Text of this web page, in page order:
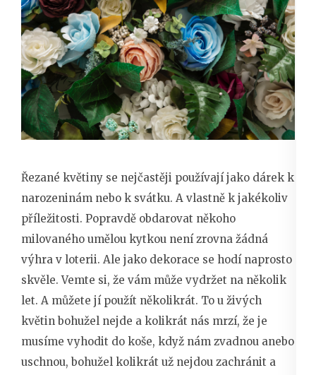
Řezané květiny se nejčastěji používají jako dárek k
narozeninám nebo k svátku. A vlastně k jakékoliv
příležitosti. Popravdě obdarovat někoho
milovaného umělou kytkou není zrovna žádná
výhra v loterii. Ale jako dekorace se hodí naprosto
skvěle. Vemte si, že vám může vydržet na několik
let. A můžete jí použít několikrát. To u živých
květin bohužel nejde a kolikrát nás mrzí, že je
musíme vyhodit do koše, když nám zvadnou anebo
uschnou, bohužel kolikrát už nejdou zachránit a